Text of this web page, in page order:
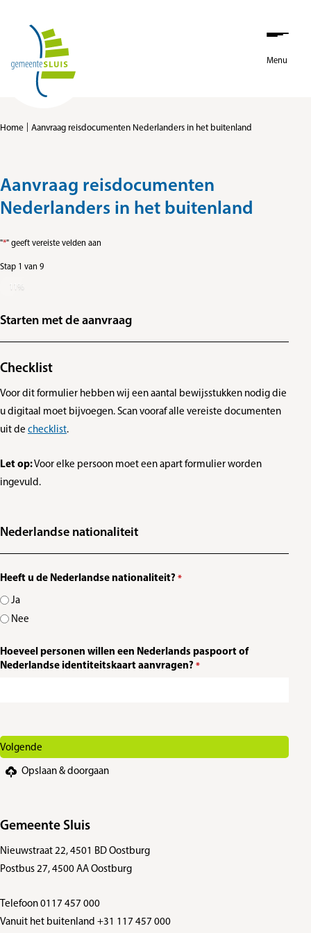
Menu
Home Aanvraag reisdocumenten Nederlanders in het buitenland
Aanvraag reisdocumenten
Nederlanders in het buitenland
"*" geeft vereiste velden aan
Stap 1 van 9
11%
Starten met de aanvraag
Checklist
Voor dit formulier hebben wij een aantal bewijsstukken nodig die
u digitaal moet bijvoegen. Scan vooraf alle vereiste documenten
uit de checklist.
Let op:Voor elke persoon moet een apart formulier worden
ingevuld.
Nederlandse nationaliteit
Heeft u de Nederlandse nationaliteit? *
Ja
Nee
Hoeveel personen willen een Nederlands paspoort of
Nederlandse identiteitskaart aanvragen? *
Opslaan & doorgaan
Gemeente Sluis
Nieuwstraat 22, 4501 BD Oostburg
Postbus 27, 4500 AA Oostburg
Telefoon 0117 457 000
Vanuit het buitenland +31 117 457 000